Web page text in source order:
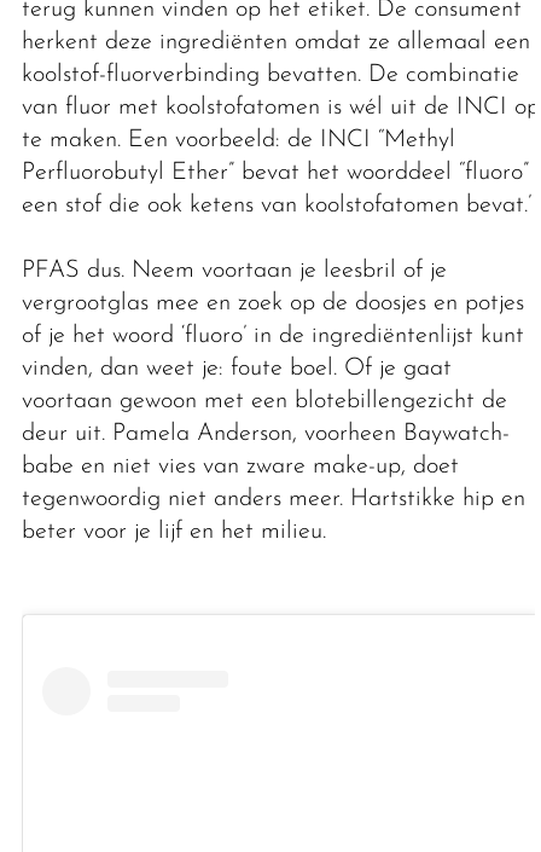
terug kunnen vinden op het etiket. De consument
herkent deze ingrediënten omdat ze allemaal een
koolstof-fluorverbinding bevatten. De combinatie
van fluor met koolstofatomen is wél uit de INCI op
te maken. Een voorbeeld: de INCI “Methyl
Perfluorobutyl Ether” bevat het woorddeel “fluoro”
een stof die ook ketens van koolstofatomen bevat.’
PFAS dus. Neem voortaan je leesbril of je
vergrootglas mee en zoek op de doosjes en potjes
of je het woord ‘fluoro’ in de ingrediëntenlijst kunt
vinden, dan weet je: foute boel. Of je gaat
voortaan gewoon met een blotebillengezicht de
deur uit. Pamela Anderson, voorheen Baywatch-
babe en niet vies van zware make-up, doet
tegenwoordig niet anders meer. Hartstikke hip en
beter voor je lijf en het milieu.